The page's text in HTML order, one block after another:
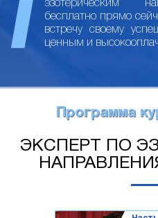
эзотерическим
бесплатно прямо
встречу своему
ценным и
Программа
ЭКСПЕРТ ПО